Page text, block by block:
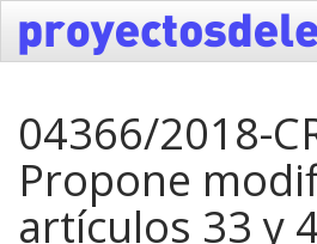
04366/2018-
Propone
artículos 33 y